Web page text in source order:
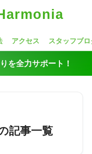
アクセス スタッフブロ
を全力サポート！
記事一覧